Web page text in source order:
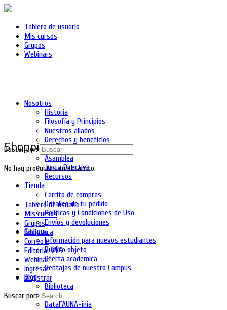
Tablero de usuario
Mis cursos
Grupos
Webinars
Nosotros
Historia
Filosofía y Principios
Nuestros aliados
Derechos y beneficios
Asociados
Asamblea
Junta Directiva
Recursos
Tienda
Carrito de compras
Detalles de tu pedido
Políticas y Condiciones de Uso
Envíos y devoluciones
Campus
Información para nuevos estudiantes
Publico objeto
Oferta académica
Ventajas de nuestro Campus
Blog
Biblioteca
DataFAUNA-diet
DataFAUNA-inia
Shopping Cart
No hay productos en el carrito.
Buscar por:
Tablero de usuario
Mis cursos
Grupos
Biblioteca
Correo e
Editorial VVS
Webinar
Ingresar
Registrar
Buscar por: